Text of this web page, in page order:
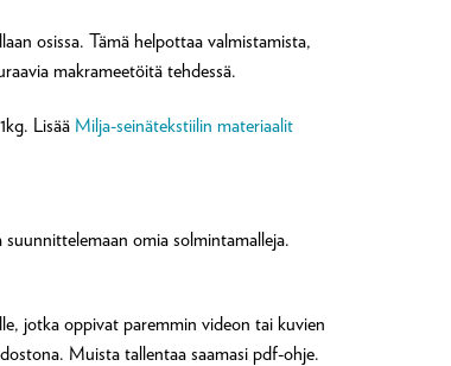
osissa. Tämä helpottaa valmistamista,
makrameetöitä tehdessä.
Lisää Milja-seinätekstiilin materiaalit
omia solmintamalleja.
jotka oppivat paremmin videon tai kuvien
Muista tallentaa saamasi pdf-ohje.